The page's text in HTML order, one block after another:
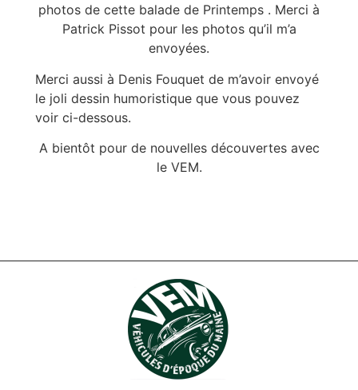
photos de cette balade de Printemps . Merci à
Patrick Pissot pour les photos qu’il m’a
envoyées.
Merci aussi à Denis Fouquet de m’avoir envoyé
le joli dessin humoristique que vous pouvez
voir ci-dessous.
A bientôt pour de nouvelles découvertes avec
le VEM.